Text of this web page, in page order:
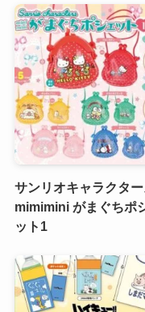
サンリオキャラクタ
mimimini がまぐちポ
ット1